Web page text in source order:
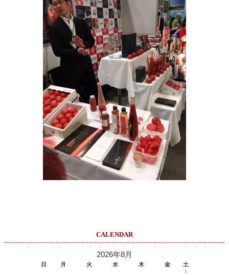
CALENDAR
2026年8月
日 月 火 水 木 金 土
1